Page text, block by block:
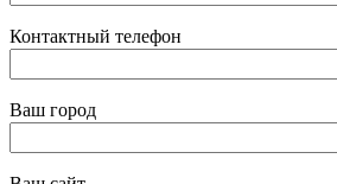
Контактный телефон
Ваш город